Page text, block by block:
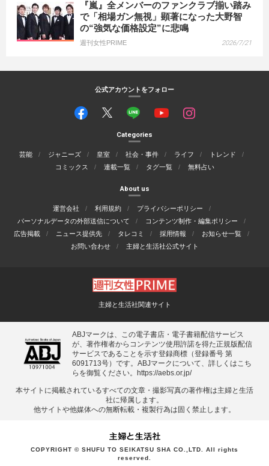
『嵐』全メンバーのファンクラブ揃い踏み
で「相場ガン無視」顕著になった大野智
の“強気な価格設定”に悲鳴
週刊女性PRIME 2026/7/21
公式アカウントをフォロー
Categories
芸能 ジャニーズ 皇室 社会・事件 ライフ
トレンド
コミックス
連載一覧 タグ一覧 無料占い
About us
運営会社 利用規約
プライバシーポリシー
パーソナルデータの外部送信について
コンテンツ制作・編集ポリシー
広告掲載
ニュース提供先 タレコミ 採用情報
お知らせ一覧
お問い合わせ
主婦と生活社公式サイト
主婦と生活社関連サイト
ABJマークは、この電子書店・電子書籍配信サービス
が、著作権者からコンテンツ使用許諾を得た正規版配信
サービスであることを示す登録商標（登録番号 第
6091713号）です。ABJマークについて、詳しくはこち
らを御覧ください。
https://aebs.or.jp/
本サイトに掲載されているすべての⽂章・撮影写真の著作権は主婦と⽣活
社に帰属します。
他サイトや他媒体への無断転載・複製⾏為は固く禁⽌します。
COPYRIGHT © SHUFU TO SEIKATSU SHA CO.,LTD. All rights
reserved.